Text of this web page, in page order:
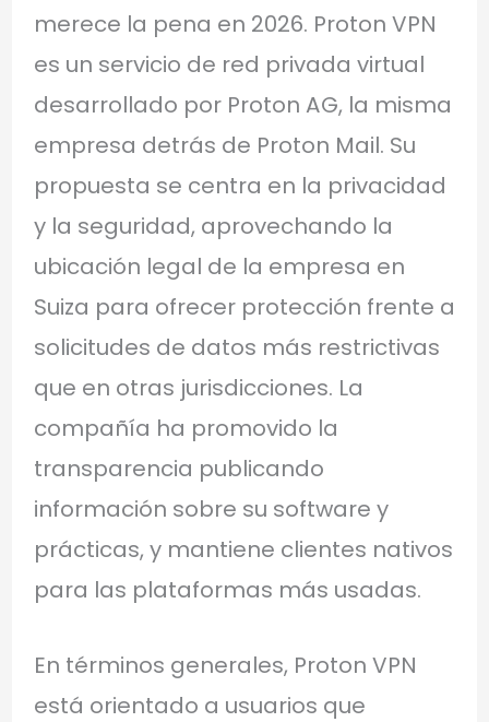
merece la pena en 2026. Proton VPN
es un servicio de red privada virtual
desarrollado por Proton AG, la misma
empresa detrás de Proton Mail. Su
propuesta se centra en la privacidad
y la seguridad, aprovechando la
ubicación legal de la empresa en
Suiza para ofrecer protección frente a
solicitudes de datos más restrictivas
que en otras jurisdicciones. La
compañía ha promovido la
transparencia publicando
información sobre su software y
prácticas, y mantiene clientes nativos
para las plataformas más usadas.
En términos generales, Proton VPN
está orientado a usuarios que